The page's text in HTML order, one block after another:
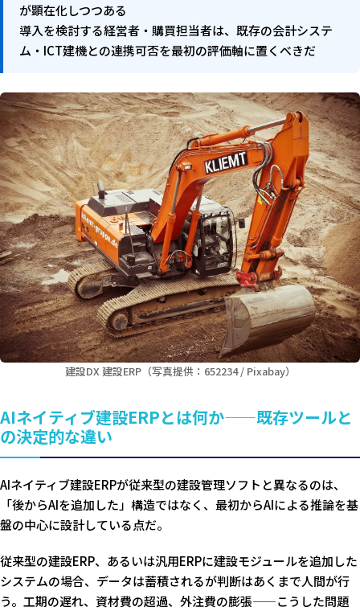
が顕在化しつつある
導入を検討する経営者・購買担当者は、既存の会計システ
ム・ICT建機との連携可否を最初の評価軸に置くべきだ
建設DX 建設ERP（写真提供：652234 / Pixabay）
AIネイティブ建設ERPとは何か——既存ツールと
の決定的な違い
AIネイティブ建設ERPが従来型の建設管理ソフトと異なるのは、
「後からAIを追加した」構造ではなく、最初からAIによる推論を基
盤の中心に設計している点だ。
従来型の建設ERP、あるいは汎用ERPに建設モジュールを追加した
システムの場合、データは蓄積されるが判断はあくまで人間が行
う。工期の遅れ、資材費の超過、外注費の膨張——こうした問題